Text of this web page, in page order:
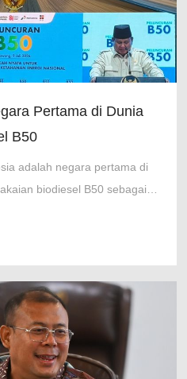
Pertama di Dunia
B50
adalah negara pertama di
biodiesel B50 sebagai